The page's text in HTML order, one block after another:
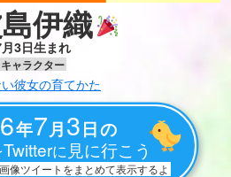
伊織
3日生まれ
キャラクター
彼女の育てかた
年7月3日の
Twitterに 見に行こう
像ツイートをまとめて表示するよ